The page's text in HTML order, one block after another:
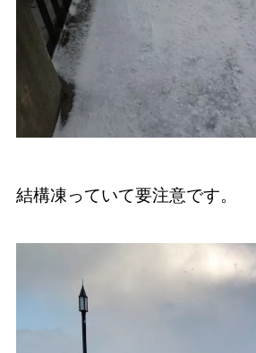
結構凍っていて要注意です。